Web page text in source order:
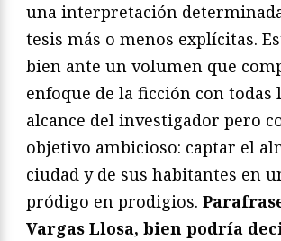
una interpretación
tesis más o menos explícitas.
bien ante un volumen que
enfoque de la ficción con todas
alcance del investigador pero
objetivo ambicioso: captar el
ciudad y de sus habitantes en
pródigo en prodigios.
Vargas Llosa, bien podría